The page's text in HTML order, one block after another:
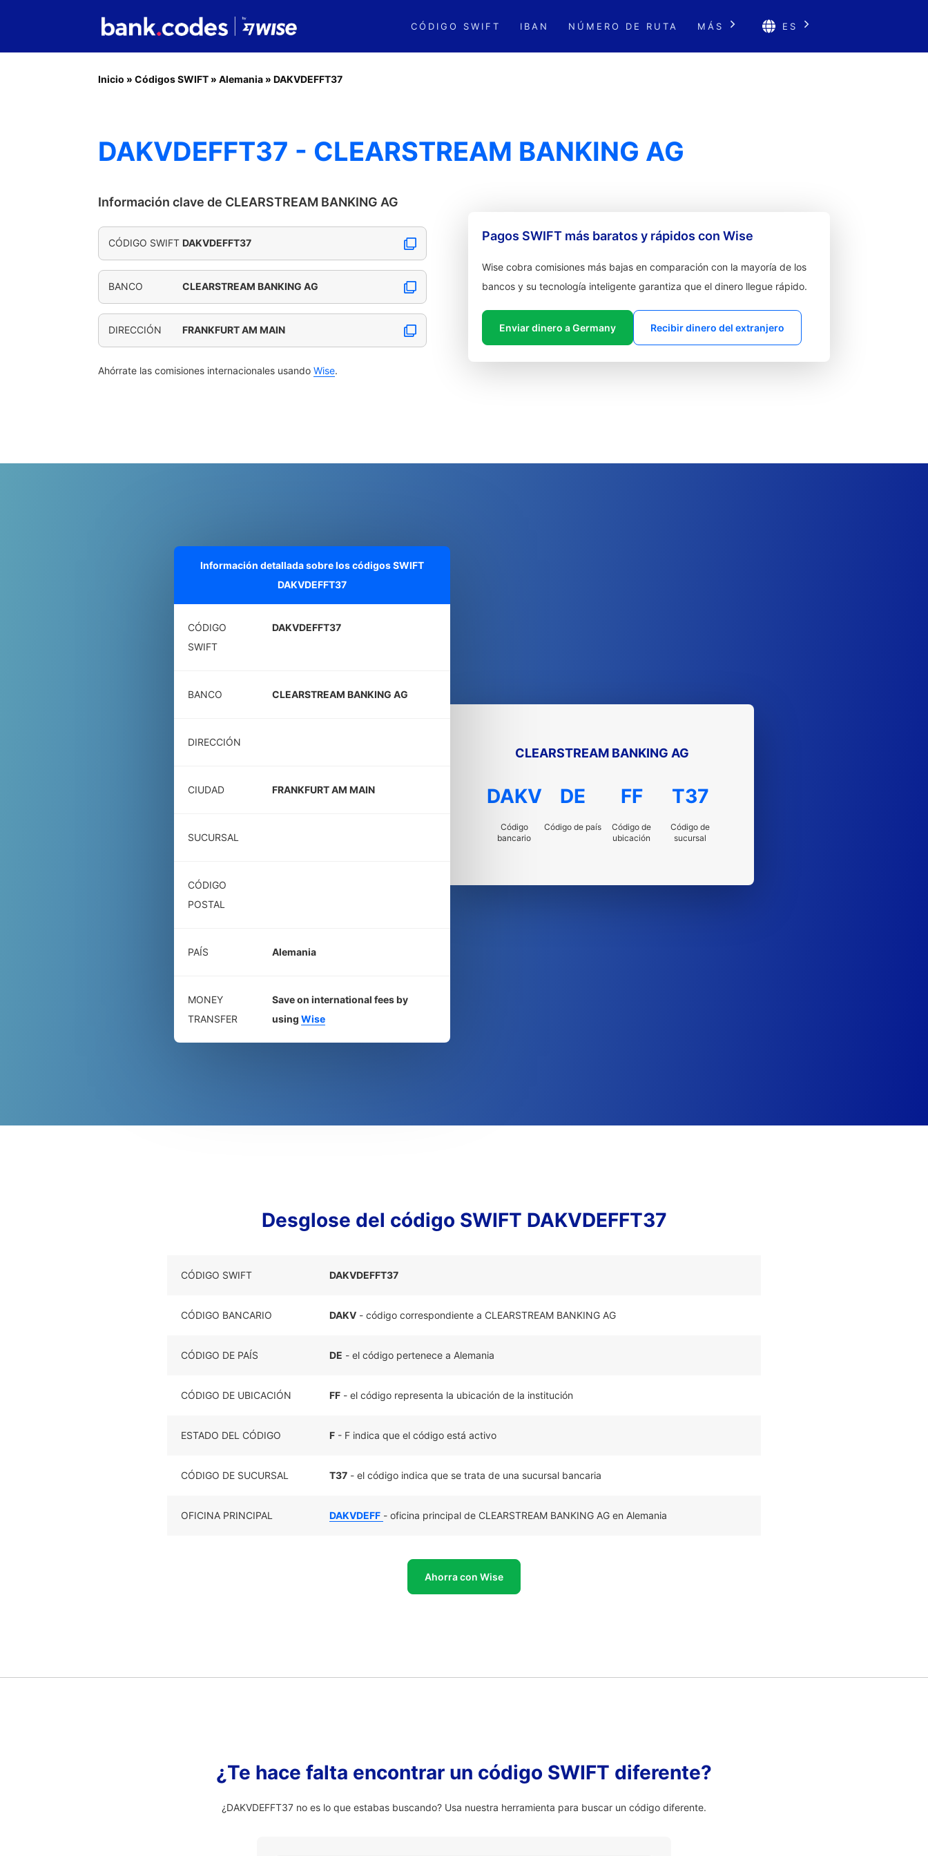
CÓDIGO SWIFT IBAN NÚMERO DE RUTA MÁS ES
Inicio » Códigos SWIFT » Alemania » DAKVDEFFT37
DAKVDEFFT37 - CLEARSTREAM BANKING AG
Información clave de CLEARSTREAM BANKING AG
CÓDIGO SWIFT DAKVDEFFT37
BANCO CLEARSTREAM BANKING AG
DIRECCIÓN FRANKFURT AM MAIN
Ahórrate las comisiones internacionales usando Wise.
Pagos SWIFT más baratos y rápidos con Wise
Wise cobra comisiones más bajas en comparación con la mayoría de los
bancos y su tecnología inteligente garantiza que el dinero llegue rápido.
Enviar dinero a Germany Recibir dinero del extranjero
Información detallada sobre los códigos SWIFT
DAKVDEFFT37
CÓDIGO
SWIFT
DAKVDEFFT37
BANCO CLEARSTREAM BANKING AG
DIRECCIÓN
CIUDAD FRANKFURT AM MAIN
SUCURSAL
CÓDIGO
POSTAL
PAÍS Alemania
MONEY
TRANSFER
Save on international fees by
using Wise
CLEARSTREAM BANKING AG
DAKV
Código
bancario
DE
Código de país
FF
Código de
ubicación
T37
Código de
sucursal
Desglose del código SWIFT DAKVDEFFT37
CÓDIGO SWIFT DAKVDEFFT37
CÓDIGO BANCARIO DAKV - código correspondiente a CLEARSTREAM BANKING AG
CÓDIGO DE PAÍS DE - el código pertenece a Alemania
CÓDIGO DE UBICACIÓN FF - el código representa la ubicación de la institución
ESTADO DEL CÓDIGO F - F indica que el código está activo
CÓDIGO DE SUCURSAL T37 - el código indica que se trata de una sucursal bancaria
OFICINA PRINCIPAL DAKVDEFF - oficina principal de CLEARSTREAM BANKING AG en Alemania
Ahorra con Wise
¿Te hace falta encontrar un código SWIFT diferente?
¿DAKVDEFFT37 no es lo que estabas buscando? Usa nuestra herramienta para buscar un código diferente.